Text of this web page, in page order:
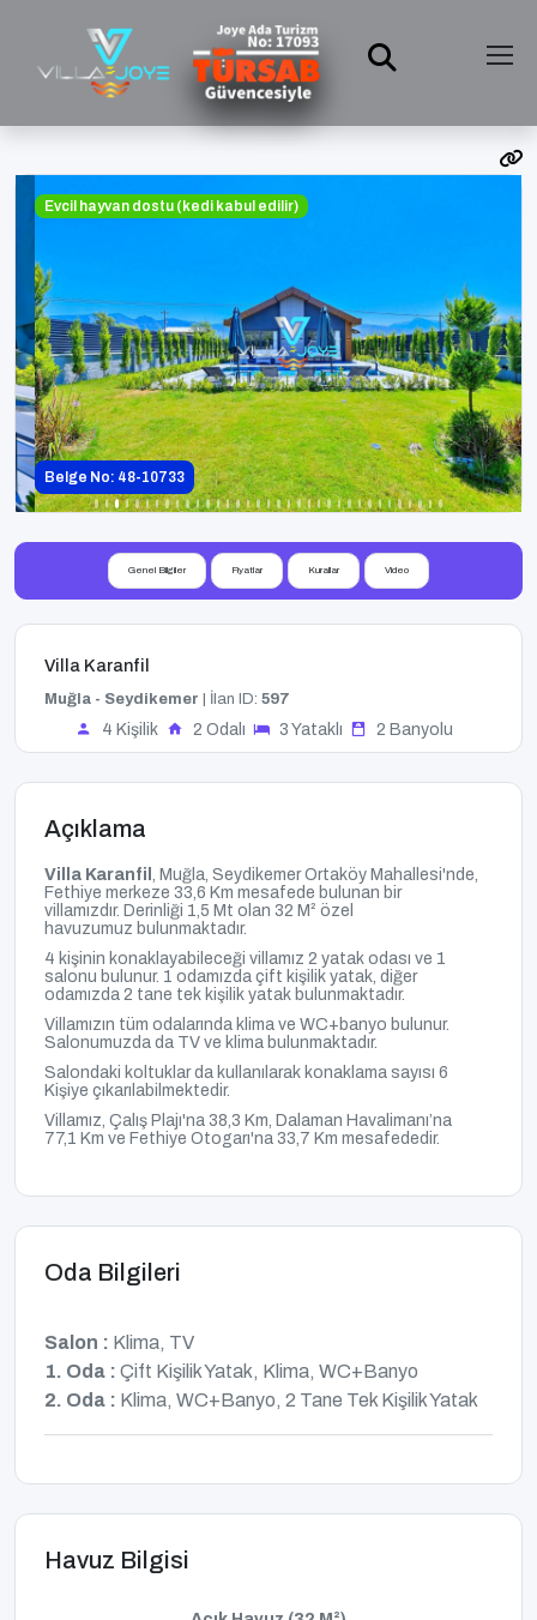
Evcil hayvan dostu (kedi kabul edilir)
Belge No: 48-10733
Genel Bilgiler Fiyatlar Kurallar Video
Villa Karanfil
Muğla - Seydikemer | İlan ID: 597
4 Kişilik 2 Odalı 3 Yataklı 2 Banyolu
Açıklama
Villa Karanfil , Muğla, Seydikemer Ortaköy Mahallesi'nde,
Fethiye merkeze 33,6 Km mesafede bulunan bir
villamızdır. Derinliği 1,5 Mt olan 32 M² özel
havuzumuz bulunmaktadır.
4 kişinin konaklayabileceği villamız 2 yatak odası ve 1
salonu bulunur. 1 odamızda çift kişilik yatak, diğer
odamızda 2 tane tek kişilik yatak bulunmaktadır.
Villamızın tüm odalarında klima ve WC+banyo bulunur.
Salonumuzda da TV ve klima bulunmaktadır.
Salondaki koltuklar da kullanılarak konaklama sayısı 6
Kişiye çıkarılabilmektedir.
Villamız, Çalış Plajı'na 38,3 Km, Dalaman Havalimanı’na
77,1 Km ve Fethiye Otogarı'na 33,7 Km mesafededir.
Oda Bilgileri
Salon : Klima, TV
1. Oda : Çift Kişilik Yatak, Klima, WC+Banyo
2. Oda : Klima, WC+Banyo, 2 Tane Tek Kişilik Yatak
Havuz Bilgisi